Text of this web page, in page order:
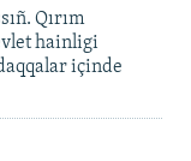
Qırım
hainligi
içinde